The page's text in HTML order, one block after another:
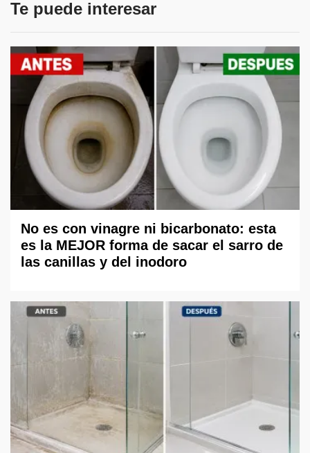
Te puede interesar
No es con vinagre ni bicarbonato: esta
es la MEJOR forma de sacar el sarro de
las canillas y del inodoro